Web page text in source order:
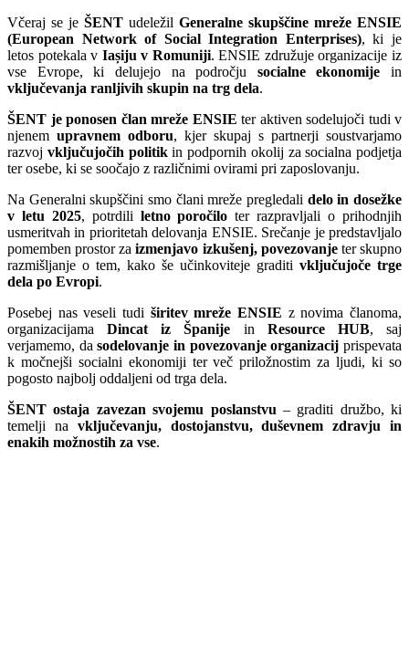
Včeraj se je ŠENT udeležil Generalne skupščine mreže ENSIE
(European Network of Social Integration Enterprises), ki je
letos potekala v Iașiju v Romuniji. ENSIE združuje organizacije iz
vse Evrope, ki delujejo na področju socialne ekonomije in
vključevanja ranljivih skupin na trg dela.
ŠENT je ponosen član mreže ENSIE ter aktiven sodelujoči tudi v
njenem upravnem odboru, kjer skupaj s partnerji soustvarjamo
razvoj vključujočih politikin podpornih okolij za socialna podjetja
ter osebe, ki se soočajo z različnimi ovirami pri zaposlovanju.
Na Generalni skupščini smo člani mreže pregledali delo in dosežke
v letu 2025, potrdili letno poročilo ter razpravljali o prihodnjih
usmeritvah in prioritetah delovanja ENSIE. Srečanje je predstavljalo
pomemben prostor zaizmenjavo izkušenj, povezovanjeter skupno
razmišljanje o tem, kako še učinkoviteje graditi vključujoče trge
dela po Evropi.
Posebej nas veseli tudi širitev mreže ENSIE z novima članoma,
organizacijamaDincat iz Španije in Resource HUB, saj
verjamemo, dasodelovanje in povezovanje organizacij prispevata
k močnejši socialni ekonomiji ter več priložnostim za ljudi, ki so
pogosto najbolj oddaljeni od trga dela.
ŠENT ostaja zavezan svojemu poslanstvu – graditi družbo, ki
temelji na vključevanju, dostojanstvu, duševnem zdravju in
enakih možnostih za vse.